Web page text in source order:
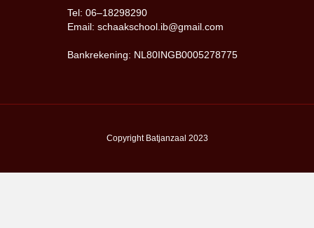
Tel: 06–18298290
Email: schaakschool.ib@gmail.com
Bankrekening: NL80INGB0005278775
Copyright Batjanzaal 2023